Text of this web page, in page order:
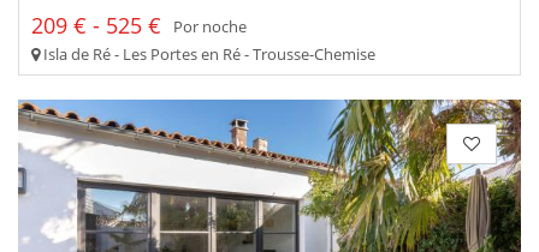
209 € - 525 €
Por noche
Isla de Ré - Les Portes en Ré - Trousse-Chemise